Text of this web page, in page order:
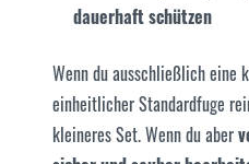
dauerhaft schützen
Wenn du ausschließlich eine
einheitlicher Standardfuge
kleineres Set. Wenn du aber